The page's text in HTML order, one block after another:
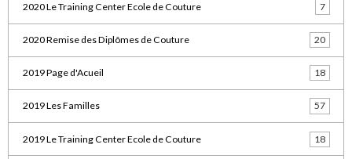
2020 Le Training Center Ecole de Couture 7
2020 Remise des Diplômes de Couture 20
2019 Page d'Acueil 18
2019 Les Familles 57
2019 Le Training Center Ecole de Couture 18